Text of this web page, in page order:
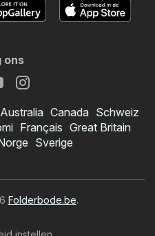
ons
Australia Canada Schweiz
Français Great Britain
Sverige
Folderbode.be.